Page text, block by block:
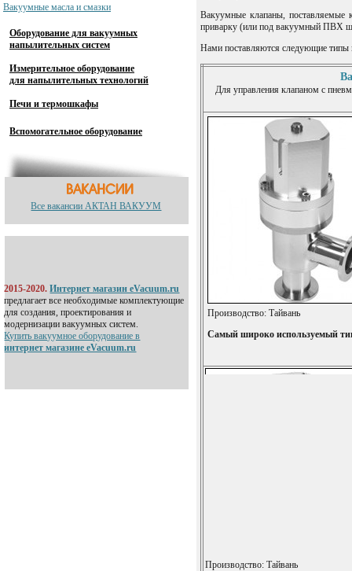
Вакуумные масла и смазки
Оборудование для вакуумных
напылительных систем
Измерительное оборудование
для напылительных технологий
Печи и термошкафы
Вспомогательное оборудование
Все вакансии АКТАН ВАКУУМ
2015-2020. Интернет магазин eVacuum.ru
предлагает все необходимые комплектующие
для создания, проектирования и
модернизации вакуумных систем.
Купить вакуумное оборудование в
интернет магазине eVacuum.ru
Вакуумные клапаны,
приварку (или под вакуумный ПВХ
Нами поставляются следующие типы
Для управления клапаном с
Производство: Тайвань
Самый широко используемый
Производство: Тайвань